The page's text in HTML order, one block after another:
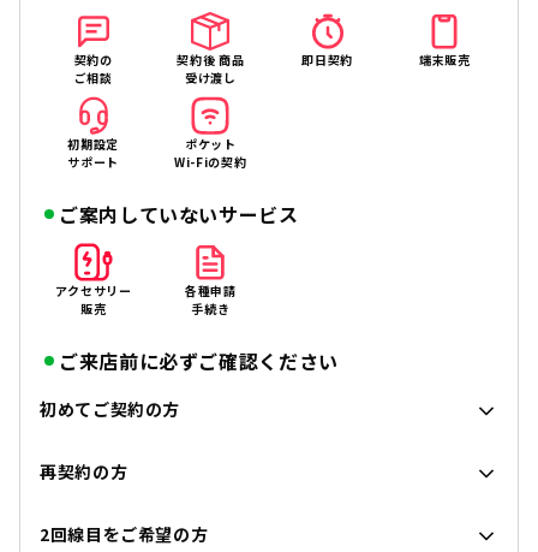
契約の
ご相談
契約後 商品
受け渡し
即日契約 端末販売
初期設定
サポート
ポケット
Wi-Fiの契約
ご案内していないサービス
アクセサリー
販売
各種申請
手続き
ご来店前に必ずご確認ください
初めてご契約の方
再契約の方
2回線目をご希望の方